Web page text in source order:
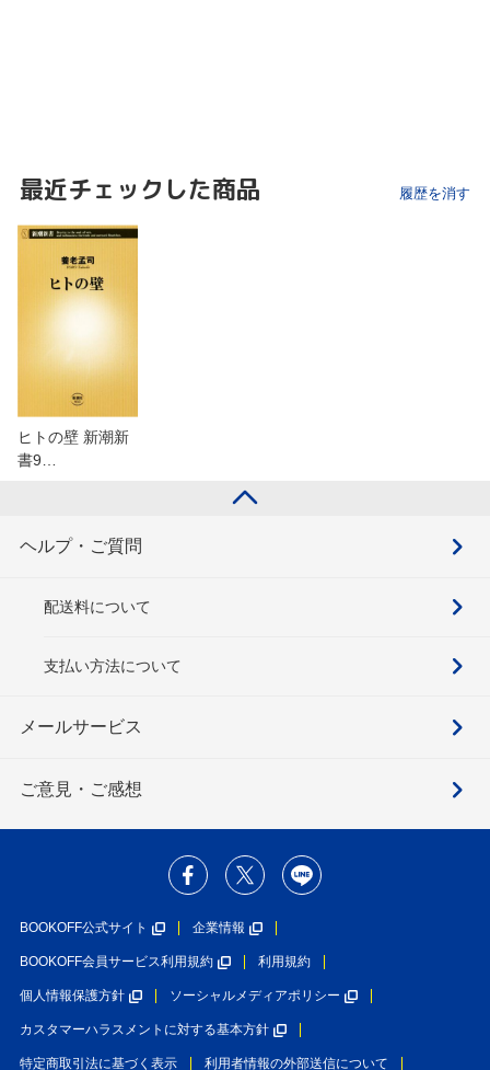
最近チェックした商品 履歴を消す
ヒトの壁 新潮新
書9…
ヘルプ・ご質問
配送料について
支払い方法について
メールサービス
ご意見・ご感想
BOOKOFF公式サイト 企業情報
BOOKOFF会員サービス利用規約 利用規約
個人情報保護方針 ソーシャルメディアポリシー
カスタマーハラスメントに対する基本方針
特定商取引法に基づく表示 利用者情報の外部送信について